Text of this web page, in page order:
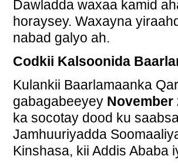
Dawladda waxaa kamid
horaysey. Waxayna
nabad galyo ah.
Codkii Kalsoonida
Kulankii Baarlamaanka
gabagabeeyey November
ka socotay dood ku
Jamhuuriyadda
Kinshasa, kii Addis Ababa